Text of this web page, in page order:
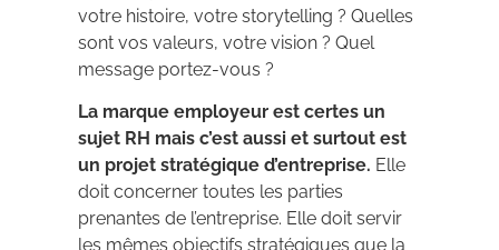
votre histoire, votre storytelling ? Quelles
sont vos valeurs, votre vision ? Quel
message portez-vous ?
La marque employeur est certes un
sujet RH mais c’est aussi et surtout est
un projet stratégique d’entreprise. Elle
doit concerner toutes les parties
prenantes de l’entreprise. Elle doit servir
les mêmes objectifs stratégiques que la